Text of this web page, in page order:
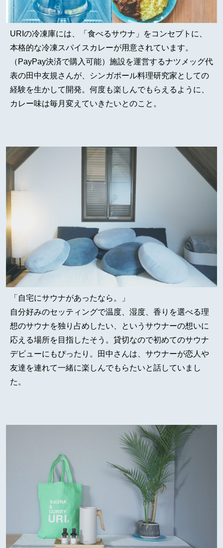
URIの冷凍庫には、「食べるサウナ」をコンセプトに、
本格的な冷凍スパイスカレーが用意されています。
（PayPay決済で購入可能）施設を運営するナツメッグ代
表の田中友規さんが、シンガポール料理研究家としての
経験を生かして開発。何度も楽しんでもらえるように、
カレー味は毎月変えていきたいとのこと。
「自宅にサウナがあったなら。」
自分好みのセッティングで温度、湿度、香りを選べる理
想のサウナを独り占めしたい、というサウナーの想いに
応える場所を目指したそう。貸切なので初めてのサウナ
デビューにもぴったり。田中さんは、サウナーが恋人や
友達を連れて一緒に楽しんでもらたいと話していまし
た。